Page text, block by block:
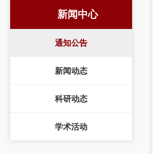
新闻中心
通知公告
新闻动态
科研动态
学术活动